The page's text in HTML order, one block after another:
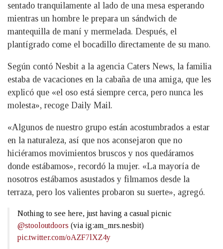
sentado tranquilamente al lado de una mesa esperando
mientras un hombre le prepara un sándwich de
mantequilla de maní y mermelada. Después, el
plantígrado come el bocadillo directamente de su mano.
Según contó Nesbit a la agencia Caters News, la familia
estaba de vacaciones en la cabaña de una amiga, que les
explicó que «el oso está siempre cerca, pero nunca les
molesta», recoge Daily Mail.
«Algunos de nuestro grupo están acostumbrados a estar
en la naturaleza, así que nos aconsejaron que no
hiciéramos movimientos bruscos y nos quedáramos
donde estábamos», recordó la mujer. «La mayoría de
nosotros estábamos asustados y filmamos desde la
terraza, pero los valientes probaron su suerte», agregó.
Nothing to see here, just having a casual picnic
@stooloutdoors (via ig:am_mrs.nesbit)
pic.twitter.com/oAZF7lXZ4y